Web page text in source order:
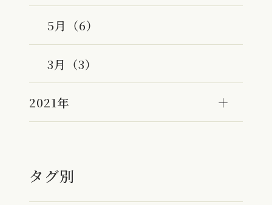
5月（6）
3月（3）
2021年
タグ別